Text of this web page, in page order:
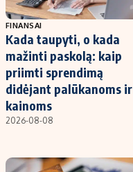
FINANSAI
Kada taupyti, o kada
mažinti paskolą: kaip
priimti sprendimą
didėjant palūkanoms ir
kainoms
2026-08-08